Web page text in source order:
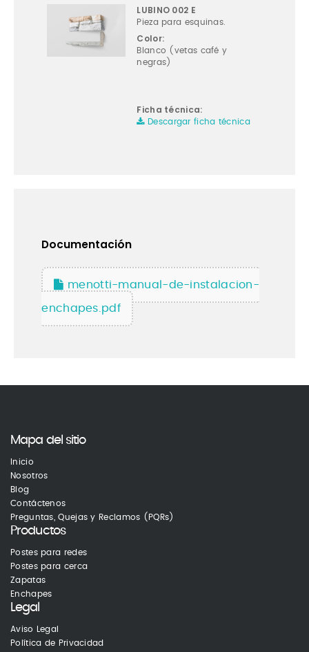
LUBINO 002 E
Pieza para esquinas.
Color:
Blanco (vetas café y
negras)
Ficha técnica:
Descargar ficha técnica
Documentación
menotti-manual-de-instalacion-
enchapes.pdf
Mapa del sitio
Inicio
Nosotros
Blog
Contáctenos
Preguntas, Quejas y Reclamos (PQRs)
Productos
Postes para redes
Postes para cerca
Zapatas
Enchapes
Legal
Aviso Legal
Política de Privacidad